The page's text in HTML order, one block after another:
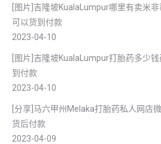
[图片]吉隆坡KualaLumpur哪里有卖米
可以货到付款
2023-04-10
[图片]吉隆坡KualaLumpur打胎药多少
到付款
2023-04-10
[分享]马六甲州Melaka打胎药私人网店
货后付款
2023-04-09